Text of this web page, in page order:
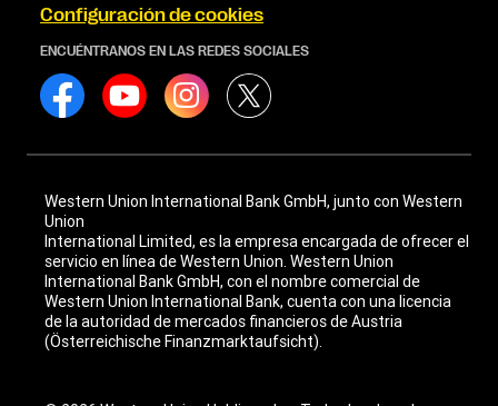
Configuración de cookies
ENCUÉNTRANOS EN LAS REDES SOCIALES
Western Union International Bank GmbH, junto con Western
Union
International Limited, es la empresa encargada de ofrecer el
servicio en línea de Western Union. Western Union
International Bank GmbH, con el nombre comercial de
Western Union International Bank, cuenta con una licencia
de la autoridad de mercados financieros de Austria
(Österreichische Finanzmarktaufsicht).